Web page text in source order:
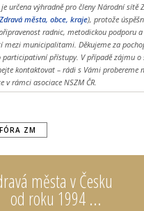
města v Česku
od roku 1994 ...
určena výhradně pro členy Národní sítě
Zdravá města, obce, kraje), protože
radnic, metodickou podporu
mezi municipalitami. Děkujeme za
participativní přístupy. V případě zájmu o
kontaktovat – rádi s Vámi probereme
v rámci asociace NSZM ČR.
ZM